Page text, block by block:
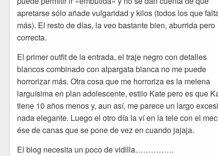
apretarse sólo añade vulgaridad y kilos (todos los que
más). El resto de días, la veo bastante bien, aburrida pero
correcta.
El primer outfit de la entrada, el traje negro con detalles
blancos combinado con alpargata blanca no me puede
horrorizar más. Otra cosa que me horroriza es la melena
larguísima en plan adolescente, estilo Kate pero es que
tiene 10 años menos y, aun así, me parece un largo
nada elegante. Luego el otro día la ví en la tele con el
ése de canas que se pone de vez en cuando jajaja.
El blog necesita un poco de vidilla……………